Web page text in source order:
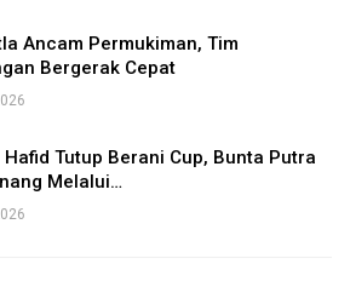
Ancam Permukiman, Tim
Bergerak Cepat
Hafid Tutup Berani Cup, Bunta Putra
Melalui…